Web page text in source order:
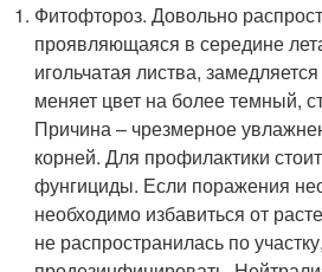
Фитофтороз. Довольно
проявляющаяся в середине
игольчатая листва,
меняет цвет на более темный,
Причина – чрезмерное
корней. Для профилактики
фунгициды. Если поражения
необходимо избавиться от
не распространилась по